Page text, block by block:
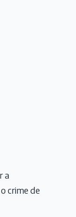
a
crime de